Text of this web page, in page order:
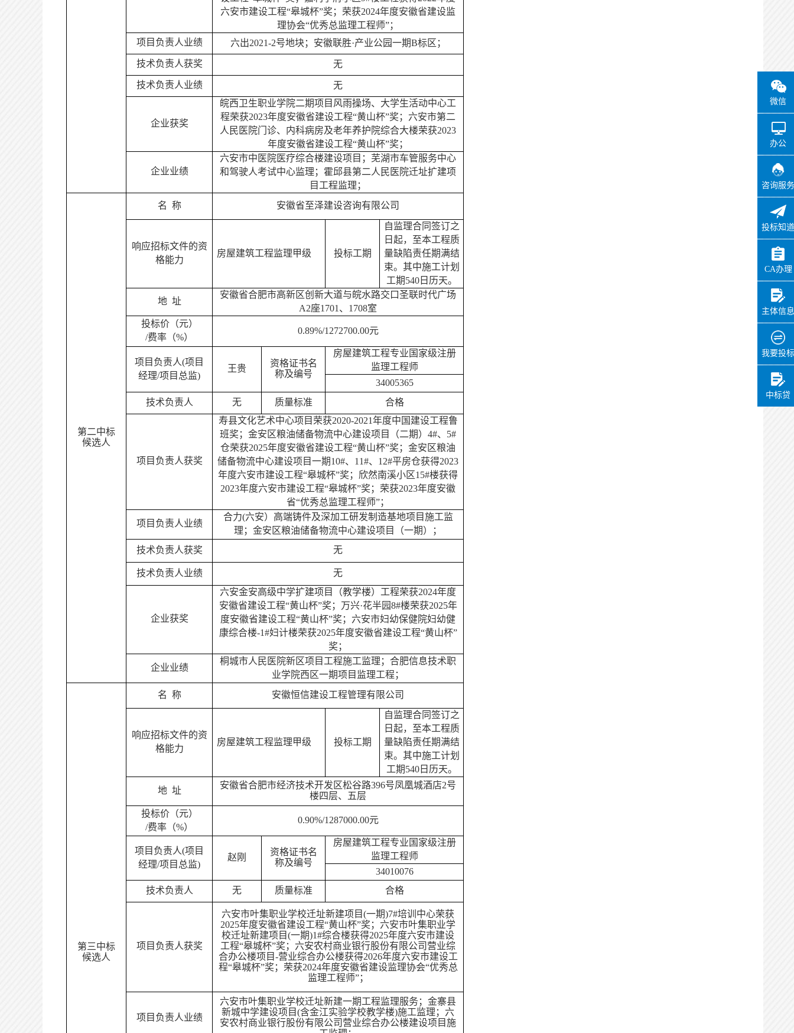
微信
办公
咨询服务
投标知道
CA办理
主体信息
我要投标
中标贷
六安市建设工程“皋城杯”奖；荣获2024年度安徽省建设监
理协会“优秀总监理工程师”；
项目 负责人业绩 六出2021-2号地块；安徽联胜·产业公园一期B标区；
技术负责人获奖 无
技术负责人业绩 无
企业获奖
皖西卫生职业学院二期项目风雨操场、大学生活动中心工
程荣获2023年度安徽省建设工程“黄山杯”奖；六安市第二
人民医院门诊、内科病房及老年养护院综合大楼荣获2023
年度安徽省建设工程“黄山杯”奖；
企业业绩
六安市中医院医疗综合楼建设项目；芜湖市车管服务中心
和驾驶人考试中心监理；霍邱县第二人民医院迁址扩建项
目工程监理；
第二中标
候选人
名 称 安徽省至泽建设咨询有限公司
响应招标文件的资
格能力
房屋建筑工程监理甲级 投标工期
自监理合同签订之
日起，至本工程质
量缺陷责任期满结
束。其中施工计划
工期540日历天。
地址
安徽省合肥市高新区创新大道与皖水路交口圣联时代广场
A2座1701、1708室
投标价（元）
/费率（%）
0.89%/1272700.00元
项目负责人(项目
经理/项目总监)
王贵
资格证书名
称及编号
房屋建筑工程专业国家级注册
监理工程师
34005365
技术负责人
无 质量标准 合格
项目 负责人获奖
寿县文化艺术中心项目荣获2020-2021年度中国建设工程鲁
班奖；金安区粮油储备物流中心建设项目（二期）4#、5#
仓荣获2025年度安徽省建设工程“黄山杯”奖；金安区粮油
储备物流中心建设项目一期10#、11#、12#平房仓获得2023
年度六安市建设工程“皋城杯”奖；欣然南溪小区15#楼获得
2023年度六安市建设工程“皋城杯”奖； 荣获2023年度安徽
省“优秀总监理工程师”；
项目 负责人业绩
合力(六安）高端铸件及深加工研发制造基地项目施工监
理；金安区粮油储备物流中心建设项目（一期）；
技术负责人获奖
无
技术负责人业绩 无
企业获奖
六安金安高级中学扩建项目（教学楼）工程荣获2024年度
安徽省建设工程“黄山杯”奖； 万兴·花半园8#楼荣获2025年
度安徽省建设工程“黄山杯”奖； 六安市妇幼保健院妇幼健
康综合楼-1#妇计楼荣获2025年度安徽省建设工程“黄山杯”
奖；
企业业绩
桐城市人民医院新区项目工程施工监理；合肥信息技术职
业学院西区一期项目监理工程；
第三中标
候选人
名 称 安徽恒信建设工程管理有限公司
响应招标文件的资
格能力
房屋建筑工程监理甲级 投标工期
自监理合同签订之
日起，至本工程质
量缺陷责任期满结
束。其中施工计划
工期540日历天。
地址
安徽省合肥市经济技术开发区松谷路396号凤凰城酒店2号
楼四层、五层
投标价（元）
/费率（%）
0.90%/1287000.00元
项目负责人(项目
经理/项目总监)
赵刚
资格证书名
称及编号
房屋建筑工程专业国家级注册
监理工程师
34010076
技术负责人
无 质量标准 合格
项目 负责人获奖
六安市叶集职业学校迁址新建项目(一期)7#培训中心荣获
2025年度安徽省建设工程“黄山杯”奖；六安市叶集职业学
校迁址新建项目(一期)1#综合楼获得2025年度六安市建设
工程“皋城杯”奖；六安农村商业银行股份有限公司营业综
合办公楼项目-营业综合办公楼获得2026年度六安市建设工
程“皋城杯”奖； 荣获2024年度安徽省建设监理协会“优秀总
监理工程师”；
项目 负责人业绩
六安市叶集职业学校迁址新建一期工程监理服务；金寨县
新城中学建设项目(含金江实验学校教学楼)施工监理；六
安农村商业银行股份有限公司营业综合办公楼建设项目施